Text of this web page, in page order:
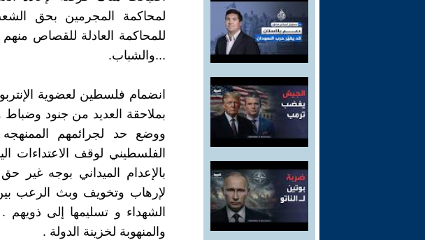
لمحاكمة المجرمين بحق
للمحاكمة العادلة للقصاص
...والشباب.
انضمام فلسطين لعضوية
بملاحقة العديد من جنود
ووضع حد لجرائمهم
الفلسطيني لوقف الاعتداءات
بالإعدام الميداني بوجه غير
لإرهاب وتخويف وبث الرعب
الشهداء و تسليمها إلى
والمنهوبة لخزينة الدولة .